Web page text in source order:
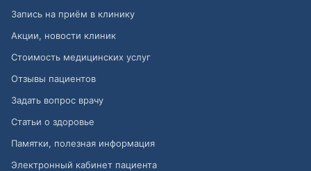
Запись на приём в клинику
Акции, новости клиник
Стоимость медицинских услуг
Отзывы пациентов
Задать вопрос врачу
Статьи о здоровье
Памятки, полезная информация
Электронный кабинет пациента